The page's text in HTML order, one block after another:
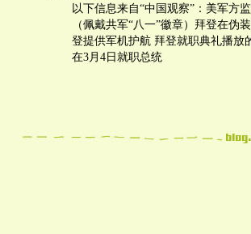
以下信息来自“中国观察”：美军方
（佩戴共军“八一”徽章）拜登在伪
登提供军机护航 拜登就职典礼播放
在3月4日就职总统